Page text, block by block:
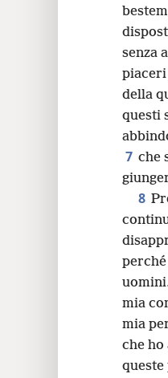
senza
della
questi
7 che
8
mia
mia
che